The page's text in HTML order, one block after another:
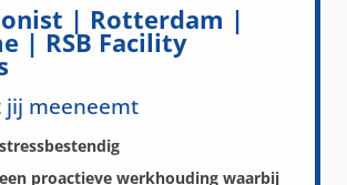
| Rotterdam |
| RSB Facility
jij meeneemt
proactieve werkhouding waarbij